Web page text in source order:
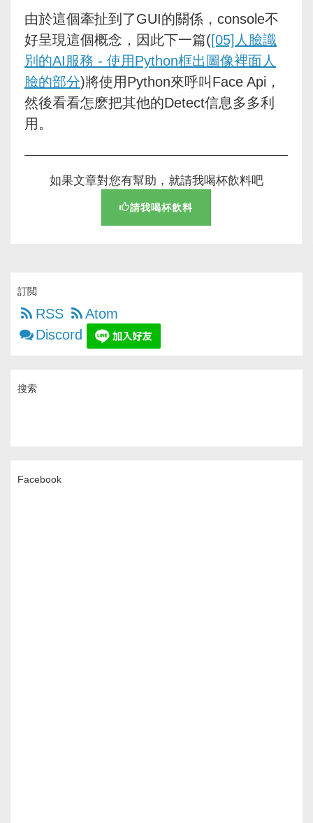
由於這個牽扯到了GUI的關係，console不
好呈現這個概念，因此下一篇([05]人臉識
別的AI服務 - 使用Python框出圖像裡面人
臉的部分)將使用Python來呼叫Face Api，
然後看看怎麽把其他的Detect信息多多利
用。
如果文章對您有幫助，就請我喝杯飲料吧
請我喝杯飲料
訂閲
RSS
Atom
Discord
搜索
Facebook